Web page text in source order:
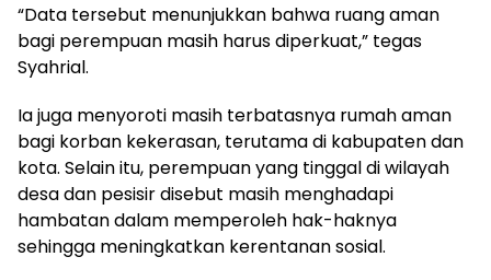
“Data tersebut menunjukkan bahwa ruang aman
bagi perempuan masih harus diperkuat,” tegas
Syahrial.
Ia juga menyoroti masih terbatasnya rumah aman
bagi korban kekerasan, terutama di kabupaten dan
kota. Selain itu, perempuan yang tinggal di wilayah
desa dan pesisir disebut masih menghadapi
hambatan dalam memperoleh hak-haknya
sehingga meningkatkan kerentanan sosial.